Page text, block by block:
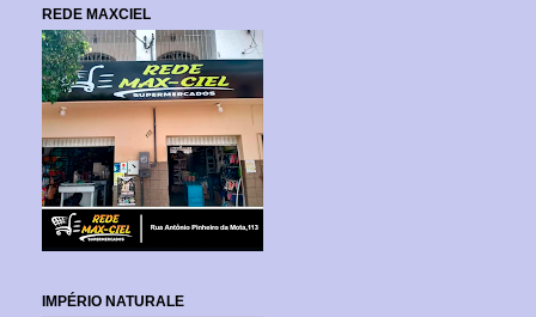
REDE MAXCIEL
IMPÉRIO NATURALE